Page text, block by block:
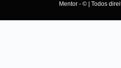
Mentor - © | Todos